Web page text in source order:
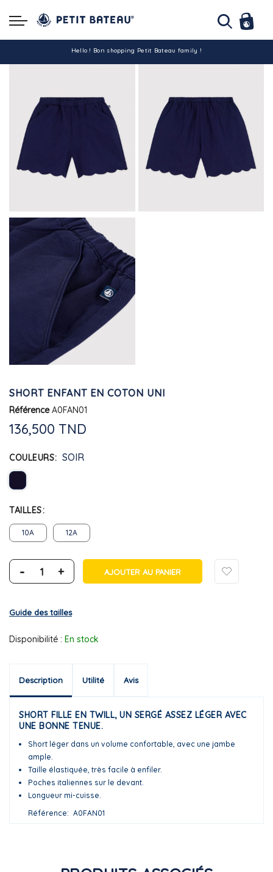
Hello ! Bon shopping Petit Bateau family !
-10% pour tout paiement par carte bancaire (hors promo)
SHORT ENFANT EN COTON UNI
Référence A0FAN01
136,500 TND
COULEURS SOIR
TAILLES
10A 12A
- + AJOUTER AU PANIER
Guide des tailles
Disponibilité : En stock
Description Utilité Avis
SHORT FILLE EN TWILL, UN SERGÉ ASSEZ LÉGER AVEC
UNE BONNE TENUE.
Short léger dans un volume confortable, avec une jambe
ample.
Taille élastiquée, très facile à enfiler.
Poches italiennes sur le devant.
Longueur mi-cuisse.
Référence
A0FAN01